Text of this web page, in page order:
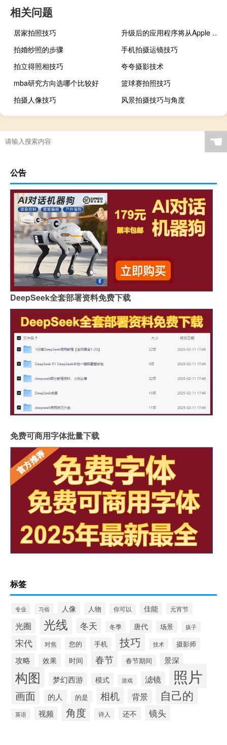
相关问题
居家拍照技巧
升级后的应用程序将从Apple Music中获取许多界面提示
拍婚纱照的步骤
手机拍摄运镜技巧
拍立得照相技巧
夸夸摄影技术
mba研究方向选哪个比较好
篮球赛拍照技巧
拍摄人像技巧
风景拍摄技巧与角度
☚
公告
DeepSeek全套部署资料免费下载
免费可商用字体批量下载
标签
专业 习俗 人像 人物 你可以 佳能 元宵节
光圈 光线 冬天 冬季 唐代 场景 孩子
宋代 对焦 您的 手机 技巧 技术 摄影师
攻略 效果 时间 春节 春节期间 景深
构图 梦幻西游 模式 游戏 滤镜 照片
画面 的人 的是 相机 背景 自己的
英语 视频 角度 诗人 还不 镜头